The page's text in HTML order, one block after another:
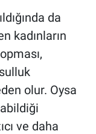
da
kadınların
olur. Oysa
ve daha